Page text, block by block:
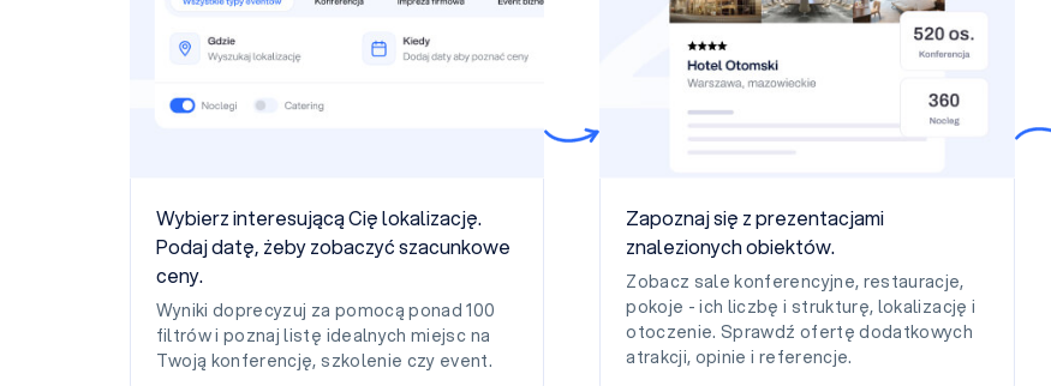
Wybierz interesującą Cię lokalizację.
Podaj datę, żeby zobaczyć szacunkowe
ceny.
Wyniki doprecyzuj za pomocą ponad 100
filtrów i poznaj listę idealnych miejsc na
Twoją konferencję, szkolenie czy event.
Zapoznaj się z prezentacjami
znalezionych obiektów.
Zobacz sale konferencyjne, restauracje,
pokoje - ich liczbę i strukturę, lokalizację i
otoczenie. Sprawdź ofertę dodatkowych
atrakcji, opinie i referencje.